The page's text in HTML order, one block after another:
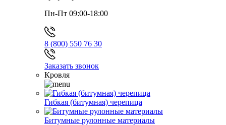
Пн-Пт 09:00-18:00
8 (800) 550 76 30
Заказать звонок
Кровля
Гибкая (битумная) черепица
Битумные рулонные материалы